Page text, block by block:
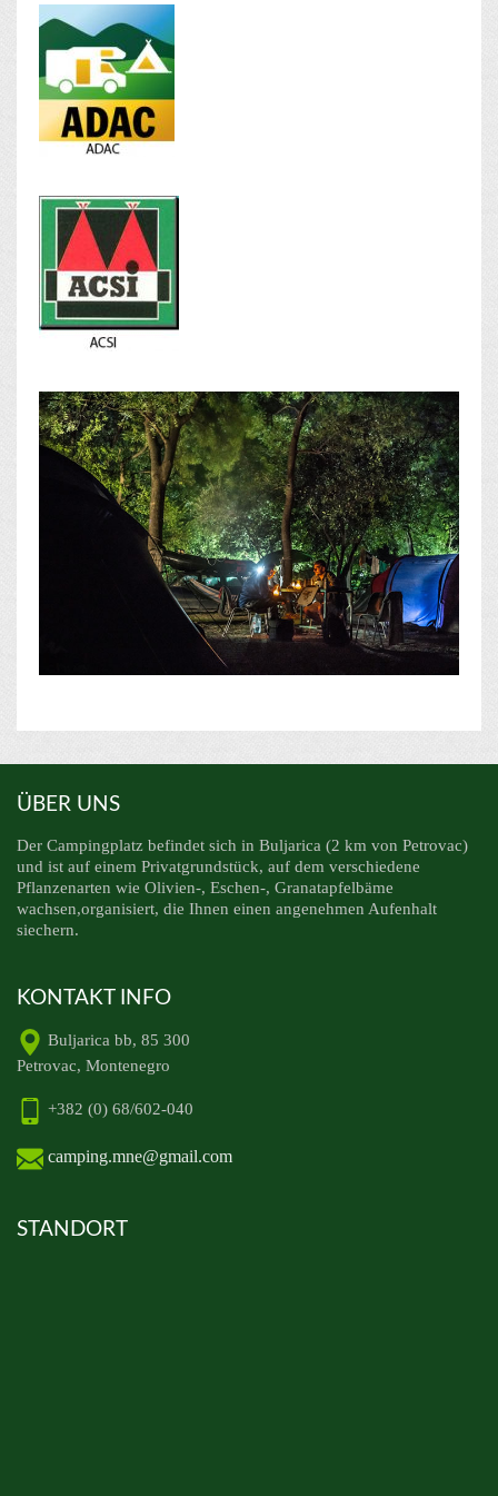
ÜBER UNS
Der Campingplatz befindet sich in Buljarica (2 km von Petrovac)
und ist auf einem Privatgrundstück, auf dem verschiedene
Pflanzenarten wie Olivien-, Eschen-, Granatapfelbäme
wachsen,organisiert, die Ihnen einen angenehmen Aufenhalt
siechern.
KONTAKT INFO
Buljarica bb, 85 300
Petrovac, Montenegro
+382 (0) 68/602-040
camping.mne@gmail.com
STANDORT